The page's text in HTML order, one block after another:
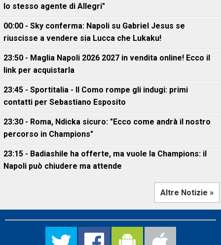
lo stesso agente di Allegri"
00:00 - Sky conferma: Napoli su Gabriel Jesus se
riuscisse a vendere sia Lucca che Lukaku!
23:50 - Maglia Napoli 2026 2027 in vendita online! Ecco il
link per acquistarla
23:45 - Sportitalia - Il Como rompe gli indugi: primi
contatti per Sebastiano Esposito
23:30 - Roma, Ndicka sicuro: "Ecco come andrà il nostro
percorso in Champions"
23:15 - Badiashile ha offerte, ma vuole la Champions: il
Napoli può chiudere ma attende
Altre Notizie »